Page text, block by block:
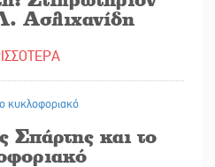
Ασλιχανίδη
Σπάρτης και το